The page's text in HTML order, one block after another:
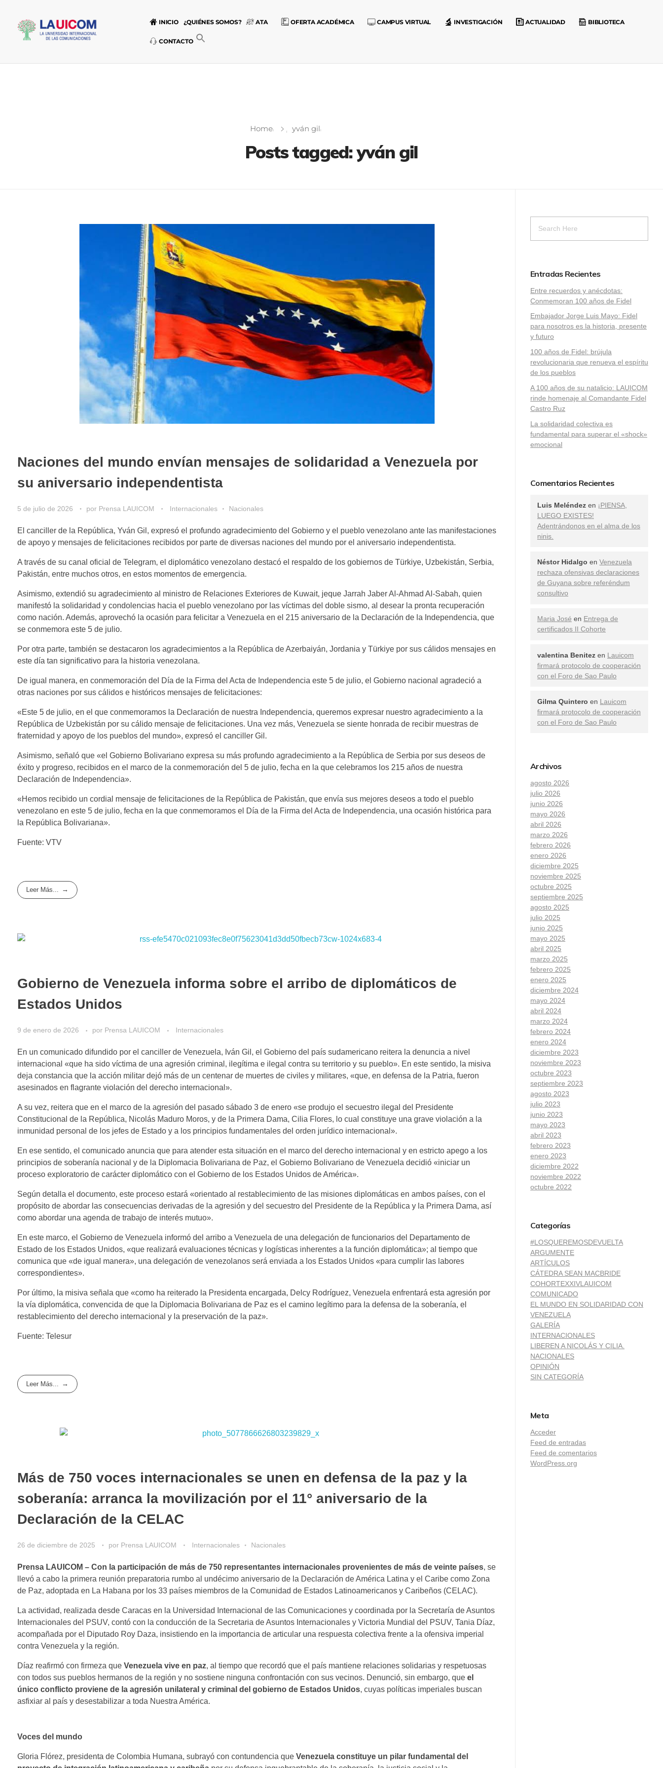
INICIO ¿QUIÉNES SOMOS? ATA OFERTA ACADÉMICA CAMPUS VIRTUAL INVESTIGACIÓN ACTUALIDAD BIBLIOTECA
CONTACTO
Home yván gil
Posts tagged: yván gil
Naciones del mundo envían mensajes de solidaridad a Venezuela por
su aniversario independentista
5 de julio de 2026 por Prensa LAUICOM Internacionales Nacionales
El canciller de la República, Yván Gil, expresó el profundo agradecimiento del Gobierno y el pueblo venezolano ante las manifestaciones
de apoyo y mensajes de felicitaciones recibidos por parte de diversas naciones del mundo por el aniversario independentista.
A través de su canal oficial de Telegram, el diplomático venezolano destacó el respaldo de los gobiernos de Türkiye, Uzbekistán, Serbia,
Pakistán, entre muchos otros, en estos momentos de emergencia.
Asimismo, extendió su agradecimiento al ministro de Relaciones Exteriores de Kuwait, jeque Jarrah Jaber Al-Ahmad Al-Sabah, quien
manifestó la solidaridad y condolencias hacia el pueblo venezolano por las víctimas del doble sismo, al desear la pronta recuperación
como nación. Además, aprovechó la ocasión para felicitar a Venezuela en el 215 aniversario de la Declaración de la Independencia, que
se conmemora este 5 de julio.
Por otra parte, también se destacaron los agradecimientos a la República de Azerbaiyán, Jordania y Türkiye por sus cálidos mensajes en
este día tan significativo para la historia venezolana.
De igual manera, en conmemoración del Día de la Firma del Acta de Independencia este 5 de julio, el Gobierno nacional agradeció a
otras naciones por sus cálidos e históricos mensajes de felicitaciones:
«Este 5 de julio, en el que conmemoramos la Declaración de nuestra Independencia, queremos expresar nuestro agradecimiento a la
República de Uzbekistán por su cálido mensaje de felicitaciones. Una vez más, Venezuela se siente honrada de recibir muestras de
fraternidad y apoyo de los pueblos del mundo», expresó el canciller Gil.
Asimismo, señaló que «el Gobierno Bolivariano expresa su más profundo agradecimiento a la República de Serbia por sus deseos de
éxito y progreso, recibidos en el marco de la conmemoración del 5 de julio, fecha en la que celebramos los 215 años de nuestra
Declaración de Independencia».
«Hemos recibido un cordial mensaje de felicitaciones de la República de Pakistán, que envía sus mejores deseos a todo el pueblo
venezolano en este 5 de julio, fecha en la que conmemoramos el Día de la Firma del Acta de Independencia, una ocasión histórica para
la República Bolivariana».
Fuente: VTV
Leer Más...
Gobierno de Venezuela informa sobre el arribo de diplomáticos de
Estados Unidos
9 de enero de 2026 por Prensa LAUICOM Internacionales
En un comunicado difundido por el canciller de Venezuela, Iván Gil, el Gobierno del país sudamericano reitera la denuncia a nivel
internacional «que ha sido víctima de una agresión criminal, ilegítima e ilegal contra su territorio y su pueblo». En este sentido, la misiva
deja constancia que la acción militar dejó más de un centenar de muertes de civiles y militares, «que, en defensa de la Patria, fueron
asesinados en flagrante violación del derecho internacional».
A su vez, reitera que en el marco de la agresión del pasado sábado 3 de enero «se produjo el secuestro ilegal del Presidente
Constitucional de la República, Nicolás Maduro Moros, y de la Primera Dama, Cilia Flores, lo cual constituye una grave violación a la
inmunidad personal de los jefes de Estado y a los principios fundamentales del orden jurídico internacional».
En ese sentido, el comunicado anuncia que para atender esta situación en el marco del derecho internacional y en estricto apego a los
principios de soberanía nacional y de la Diplomacia Bolivariana de Paz, el Gobierno Bolivariano de Venezuela decidió «iniciar un
proceso exploratorio de carácter diplomático con el Gobierno de los Estados Unidos de América».
Según detalla el documento, este proceso estará «orientado al restablecimiento de las misiones diplomáticas en ambos países, con el
propósito de abordar las consecuencias derivadas de la agresión y del secuestro del Presidente de la República y la Primera Dama, así
como abordar una agenda de trabajo de interés mutuo».
En este marco, el Gobierno de Venezuela informó del arribo a Venezuela de una delegación de funcionarios del Departamento de
Estado de los Estados Unidos, «que realizará evaluaciones técnicas y logísticas inherentes a la función diplomática»; al tiempo que
comunica que «de igual manera», una delegación de venezolanos será enviada a los Estados Unidos «para cumplir las labores
correspondientes».
Por último, la misiva señala que «como ha reiterado la Presidenta encargada, Delcy Rodríguez, Venezuela enfrentará esta agresión por
la vía diplomática, convencida de que la Diplomacia Bolivariana de Paz es el camino legítimo para la defensa de la soberanía, el
restablecimiento del derecho internacional y la preservación de la paz».
Fuente: Telesur
Leer Más...
Más de 750 voces internacionales se unen en defensa de la paz y la
soberanía: arranca la movilización por el 11° aniversario de la
Declaración de la CELAC
26 de diciembre de 2025 por Prensa LAUICOM Internacionales Nacionales
Prensa LAUICOM – Con la participación de más de 750 representantes internacionales provenientes de más de veinte países, se
llevó a cabo la primera reunión preparatoria rumbo al undécimo aniversario de la Declaración de América Latina y el Caribe como Zona
de Paz, adoptada en La Habana por los 33 países miembros de la Comunidad de Estados Latinoamericanos y Caribeños (CELAC).
La actividad, realizada desde Caracas en la Universidad Internacional de las Comunicaciones y coordinada por la Secretaría de Asuntos
Internacionales del PSUV, contó con la conducción de la Secretaria de Asuntos Internacionales y Victoria Mundial del PSUV, Tania Díaz,
acompañada por el Diputado Roy Daza, insistiendo en la importancia de articular una respuesta colectiva frente a la ofensiva imperial
contra Venezuela y la región.
Díaz reafirmó con firmeza que Venezuela vive en paz, al tiempo que recordó que el país mantiene relaciones solidarias y respetuosas
con todos sus pueblos hermanos de la región y no sostiene ninguna confrontación con sus vecinos. Denunció, sin embargo, que el
único conflicto proviene de la agresión unilateral y criminal del gobierno de Estados Unidos, cuyas políticas imperiales buscan
asfixiar al país y desestabilizar a toda Nuestra América.
Voces del mundo
Gloria Flórez, presidenta de Colombia Humana, subrayó con contundencia que Venezuela constituye un pilar fundamental del
Entradas Recientes
Entre recuerdos y anécdotas:
Conmemoran 100 años de Fidel
Embajador Jorge Luis Mayo: Fidel
para nosotros es la historia, presente
y futuro
100 años de Fidel: brújula
revolucionaria que renueva el espíritu
de los pueblos
A 100 años de su natalicio: LAUICOM
rinde homenaje al Comandante Fidel
Castro Ruz
La solidaridad colectiva es
fundamental para superar el «shock»
emocional
Comentarios Recientes
Luis Meléndez en ¡PIENSA,
LUEGO EXISTES!
Adentrándonos en el alma de los
ninis.
Néstor Hidalgo en Venezuela
rechaza ofensivas declaraciones
de Guyana sobre referéndum
consultivo
Maria José en Entrega de
certificados II Cohorte
valentina Benitez en Lauicom
firmará protocolo de cooperación
con el Foro de Sao Paulo
Gilma Quintero en Lauicom
firmará protocolo de cooperación
con el Foro de Sao Paulo
Archivos
agosto 2026
julio 2026
junio 2026
mayo 2026
abril 2026
marzo 2026
febrero 2026
enero 2026
diciembre 2025
noviembre 2025
octubre 2025
septiembre 2025
agosto 2025
julio 2025
junio 2025
mayo 2025
abril 2025
marzo 2025
febrero 2025
enero 2025
diciembre 2024
mayo 2024
abril 2024
marzo 2024
febrero 2024
enero 2024
diciembre 2023
noviembre 2023
octubre 2023
septiembre 2023
agosto 2023
julio 2023
junio 2023
mayo 2023
abril 2023
febrero 2023
enero 2023
diciembre 2022
noviembre 2022
octubre 2022
Categorías
#LOSQUEREMOSDEVUELTA
ARGUMENTE
ARTÍCULOS
CÁTEDRA SEAN MACBRIDE
COHORTEXXIVLAUICOM
COMUNICADO
EL MUNDO EN SOLIDARIDAD CON
VENEZUELA
GALERÍA
INTERNACIONALES
LIBEREN A NICOLÁS Y CILIA.
NACIONALES
OPINIÓN
SIN CATEGORÍA
Meta
Acceder
Feed de entradas
Feed de comentarios
WordPress.org